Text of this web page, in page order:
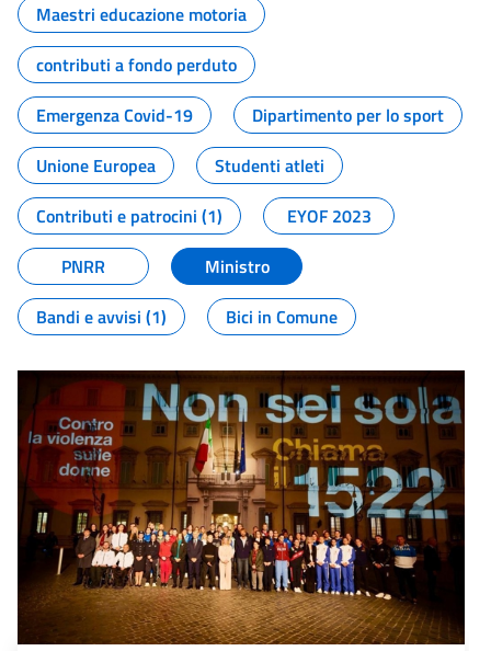
Maestri educazione motoria
contributi a fondo perduto
Emergenza Covid-19
Dipartimento per lo sport
Unione Europea
Studenti atleti
Contributi e patrocini (1)
EYOF 2023
PNRR
Ministro
Bandi e avvisi (1)
Bici in Comune